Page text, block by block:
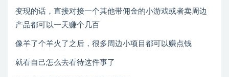
变现的话，直接对接一个其他带佣金的小游戏或者卖周边
产品都可以一天赚个几百
像羊了个羊火了之后，很多周边小项目都可以赚点钱
就看自己怎么去看待这件事了